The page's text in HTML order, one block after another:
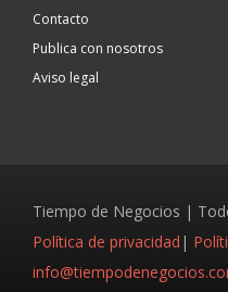
Contacto
Publica con nosotros
Aviso legal
Tiempo de Negocios |
Política de privacidad |